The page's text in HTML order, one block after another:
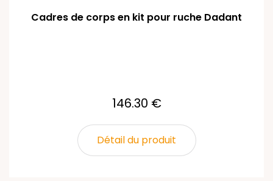
Cadres de corps en kit pour ruche Dadant
146.30 €
Détail du produit